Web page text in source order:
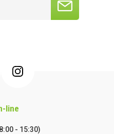
line
- 15:30)